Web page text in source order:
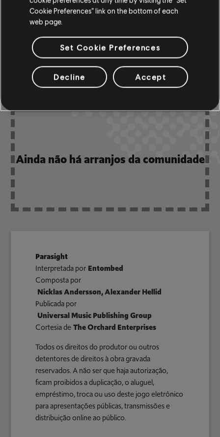
ARRANJOS DA
COMUNIDADE
Ainda não há arranjos da comunidade
Parasight
Interpretada por Entombed
Composta por
Nicklas Andersson, Alexander Hellid
Publicada por
Universal Music Publishing Group
Cortesia deThe Orchard Enterprises
Todos os direitos do produtor ou outros
detentores de direitos à obra gravada
reservados. A não ser que haja autorização,
ficam proibidos a duplicação, o aluguel,
empréstimo, troca ou uso deste jogo eletrônico
para apresentações públicas, transmissões e
distribuição online ao público.
Cookie Preferences” link on the bottom of each
web page.
Set Cookie Preferences
Decline Accept